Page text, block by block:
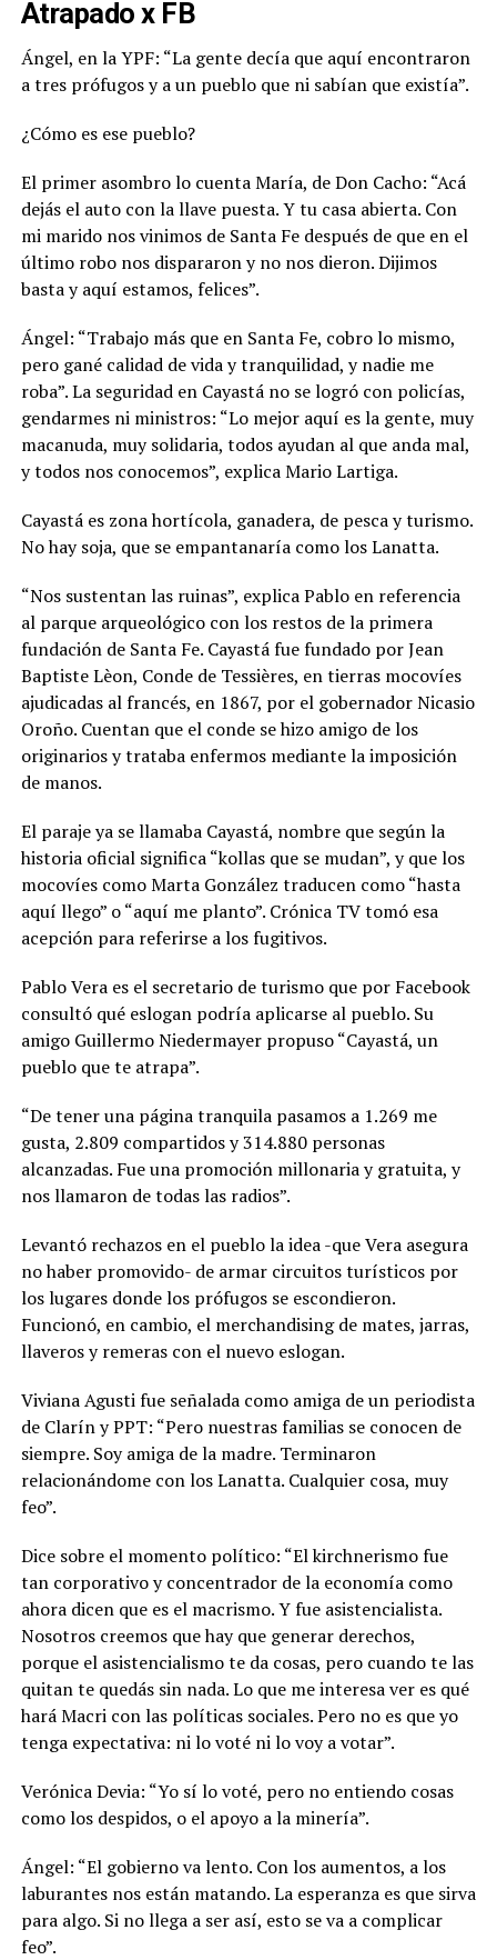
Atrapado x FB
Ángel, en la YPF: “La gente decía que aquí encontraron
a tres prófugos y a un pueblo que ni sabían que existía”.
¿Cómo es ese pueblo?
El primer asombro lo cuenta María, de Don Cacho: “Acá
dejás el auto con la llave puesta. Y tu casa abierta. Con
mi marido nos vinimos de Santa Fe después de que en el
último robo nos dispararon y no nos dieron. Dijimos
basta y aquí estamos, felices”.
Ángel: “Trabajo más que en Santa Fe, cobro lo mismo,
pero gané calidad de vida y tranquilidad, y nadie me
roba”. La seguridad en Cayastá no se logró con policías,
gendarmes ni ministros: “Lo mejor aquí es la gente, muy
macanuda, muy solidaria, todos ayudan al que anda mal,
y todos nos conocemos”, explica Mario Lartiga.
Cayastá es zona hortícola, ganadera, de pesca y turismo.
No hay soja, que se empantanaría como los Lanatta.
“Nos sustentan las ruinas”, explica Pablo en referencia
al parque arqueológico con los restos de la primera
fundación de Santa Fe. Cayastá fue fundado por Jean
Baptiste Lèon, Conde de Tessières, en tierras mocovíes
ajudicadas al francés, en 1867, por el gobernador Nicasio
Oroño. Cuentan que el conde se hizo amigo de los
originarios y trataba enfermos mediante la imposición
de manos.
El paraje ya se llamaba Cayastá, nombre que según la
historia oficial significa “kollas que se mudan”, y que los
mocovíes como Marta González traducen como “hasta
aquí llego” o “aquí me planto”. Crónica TV tomó esa
acepción para referirse a los fugitivos.
Pablo Vera es el secretario de turismo que por Facebook
consultó qué eslogan podría aplicarse al pueblo. Su
amigo Guillermo Niedermayer propuso “Cayastá, un
pueblo que te atrapa”.
“De tener una página tranquila pasamos a 1.269 me
gusta, 2.809 compartidos y 314.880 personas
alcanzadas. Fue una promoción millonaria y gratuita, y
nos llamaron de todas las radios”.
Levantó rechazos en el pueblo la idea -que Vera asegura
no haber promovido- de armar circuitos turísticos por
los lugares donde los prófugos se escondieron.
Funcionó, en cambio, el merchandising de mates, jarras,
llaveros y remeras con el nuevo eslogan.
Viviana Agusti fue señalada como amiga de un periodista
de Clarín y PPT: “Pero nuestras familias se conocen de
siempre. Soy amiga de la madre. Terminaron
relacionándome con los Lanatta. Cualquier cosa, muy
feo”.
Dice sobre el momento político: “El kirchnerismo fue
tan corporativo y concentrador de la economía como
ahora dicen que es el macrismo. Y fue asistencialista.
Nosotros creemos que hay que generar derechos,
porque el asistencialismo te da cosas, pero cuando te las
quitan te quedás sin nada. Lo que me interesa ver es qué
hará Macri con las políticas sociales. Pero no es que yo
tenga expectativa: ni lo voté ni lo voy a votar”.
Verónica Devia: “Yo sí lo voté, pero no entiendo cosas
como los despidos, o el apoyo a la minería”.
Ángel: “El gobierno va lento. Con los aumentos, a los
laburantes nos están matando. La esperanza es que sirva
para algo. Si no llega a ser así, esto se va a complicar
feo”.